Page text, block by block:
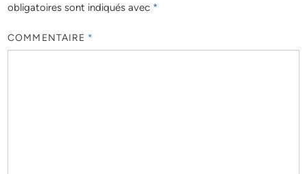
obligatoires sont indiqués avec *
COMMENTAIRE *